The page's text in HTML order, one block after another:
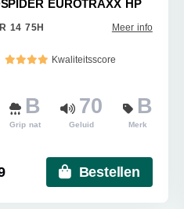
EUROTRAXX HP
14 75H Meer info
Kwaliteitsscore
B
Grip nat
70
Geluid
B
Merk
Bestellen